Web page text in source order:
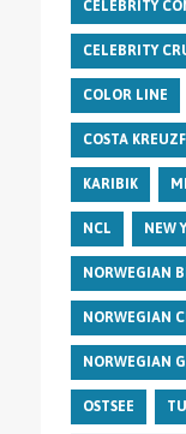
CELEBRITY
CELEBRITY
COLOR LINE
COSTA
KARIBIK
NCL NEW
NORWEGIAN
NORWEGIAN
NORWEGIAN
OSTSEE